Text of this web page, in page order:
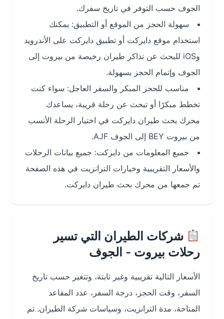
الجوف حسب التوفر في تاريخ سفرك.
سهولة الحجز من الموقع أو التطبيق: يمكنك
استخدام موقع دايركت أو تطبيق دايركت على الأندرويد
وiOS للبحث عن تذاكر طيران رخيصة من بيروت إلى
الجوف وإتمام الحجز بسهولة.
مناسب للحجز المبكر والسفر العاجل: سواء كنت
تخطط مبكرًا أو تبحث عن رحلة قريبة، يساعدك
محرك بحث طيران دايركت في اختيار الرحلة الأنسب
من بيروت BEY إلى الجوف AJF.
جميع المعلومات من دايركت: جميع بيانات الرحلات
والأسعار التقريبية وخيارات الترانزيت في هذه الصفحة
تم جمعها من محرك بحث طيران دايركت.
شركات الطيران التي تسير
رحلات بيروت - الجوف
الأسعار التالية تقريبية وغير ثابتة، وتتغير حسب تاريخ
السفر، وقت الحجز، درجة السفر، عدد المقاعد
المتاحة، مدة الترانزيت، وسياسات شركة الطيران. تم